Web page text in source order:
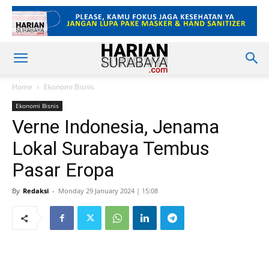
Home Ekonomi Bisnis
Ekonomi Bisnis
Verne Indonesia, Jenama
Lokal Surabaya Tembus
Pasar Eropa
By Redaksi - Monday 29 January 2024 | 15:08